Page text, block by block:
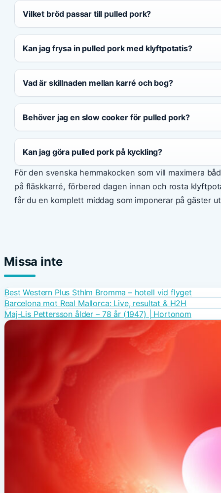
Vilket bröd passar till pulled pork?
Kan jag frysa in pulled pork med klyftpotatis?
Vad är skillnaden mellan karré och bog?
Behöver jag en slow cooker för pulled pork?
Kan jag göra pulled pork på kyckling?
För den svenska hemmakocken som vill maximera
på fläskkarré, förbered dagen innan och rosta
får du en komplett middag som imponerar på gäster
Missa inte
Best Western Plus Sthlm Bromma – hotell vid flyget
Barcelona mot Real Mallorca: Live, resultat & H2H
Maj-Lis Pettersson ålder – 78 år (1947) | Hortonom